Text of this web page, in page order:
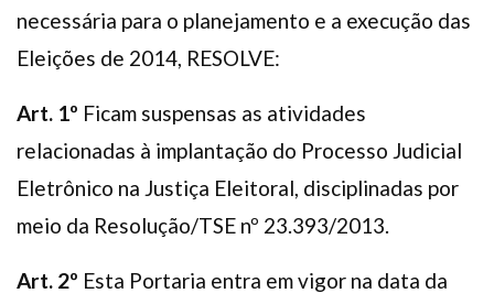
necessária para o planejamento e a execução das
Eleições de 2014, RESOLVE:
Art. 1º Ficam suspensas as atividades
relacionadas à implantação do Processo Judicial
Eletrônico na Justiça Eleitoral, disciplinadas por
meio da Resolução/TSE nº 23.393/2013.
Art. 2º Esta Portaria entra em vigor na data da